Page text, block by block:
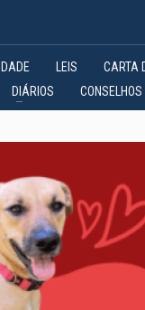
LEIS CARTA
DIÁRIOS CONSELHOS